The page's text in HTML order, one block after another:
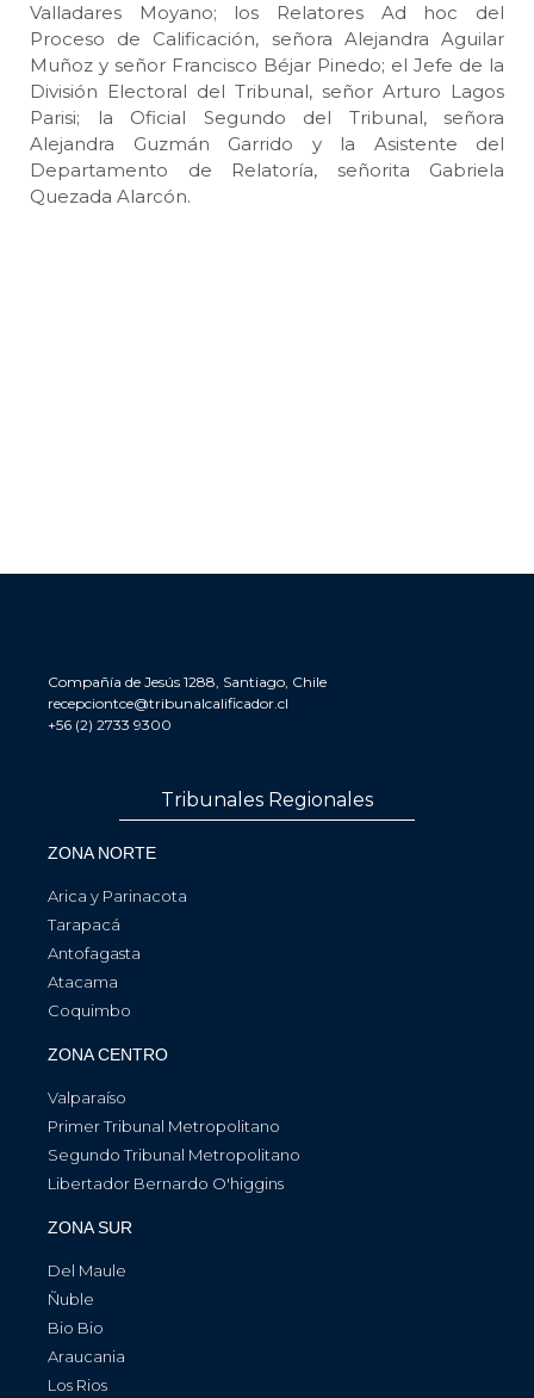
Valladares Moyano; los Relatores Ad hoc del
Proceso de Calificación, señora Alejandra Aguilar
Muñoz y señor Francisco Béjar Pinedo; el Jefe de la
División Electoral del Tribunal, señor Arturo Lagos
Parisi; la Oficial Segundo del Tribunal, señora
Alejandra Guzmán Garrido y la Asistente del
Departamento de Relatoría, señorita Gabriela
Quezada Alarcón.
Compañía de Jesús 1288, Santiago, Chile
recepciontce@tribunalcalificador.cl
+56 (2) 2733 9300
Tribunales Regionales
ZONA NORTE
Arica y Parinacota
Tarapacá
Antofagasta
Atacama
Coquimbo
ZONA CENTRO
Valparaíso
Primer Tribunal Metropolitano
Segundo Tribunal Metropolitano
Libertador Bernardo O'higgins
ZONA SUR
Del Maule
Ñuble
Bio Bio
Araucania
Los Rios